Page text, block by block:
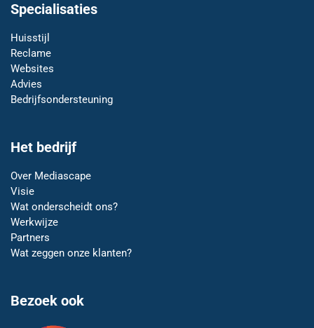
Specialisaties
Huisstijl
Reclame
Websites
Advies
Bedrijfsondersteuning
Het bedrijf
Over Mediascape
Visie
Wat onderscheidt ons?
Werkwijze
Partners
Wat zeggen onze klanten?
Bezoek ook